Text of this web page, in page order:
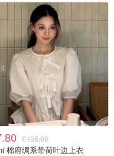
£135.00
Ganni 棉府绸系带荷叶边上衣